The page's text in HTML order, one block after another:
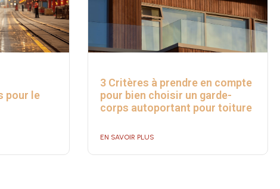
pour le
3 Critères à prendre en compte
pour bien choisir un garde-
corps autoportant pour toiture
EN SAVOIR PLUS